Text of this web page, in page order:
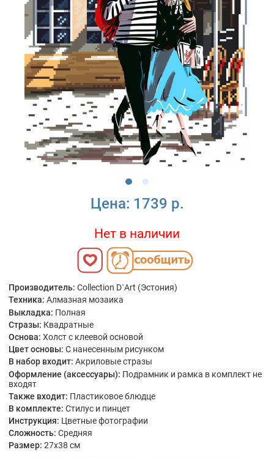
Цена: 1739 р.
Нет в наличии
Производитель: Collection D`Art (Эстония)
Техника: Алмазная мозаика
Выкладка: Полная
Стразы: Квадратные
Основа: Холст с клеевой основой
Цвет основы: С нанесенным рисунком
В набор входит: Акриловые стразы
Оформление (аксессуары): Подрамник и рамка в комплект не
входят
Также входит: Пластиковое блюдце
В комплекте: Стилус и пинцет
Инструкция: Цветные фотографии
Сложность: Средняя
Размер: 27x38 см